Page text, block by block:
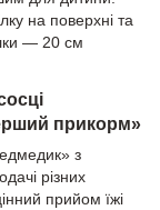
на поверхні та
— 20 см
прикорм»
з
різних
прийом їжі